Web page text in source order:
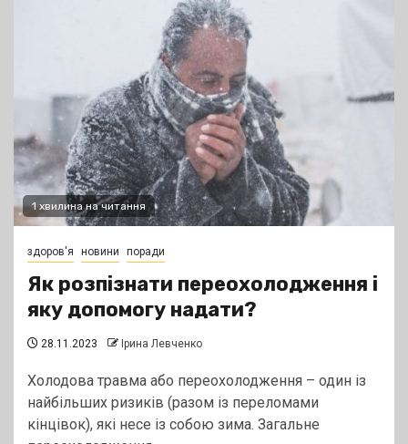
1 хвилина на читання
здоров'я новини поради
Як розпізнати переохолодження і
яку допомогу надати?
28.11.2023 Ірина Левченко
Холодова травма або переохолодження – один із
найбільших ризиків (разом із переломами
кінцівок), які несе із собою зима. Загальне